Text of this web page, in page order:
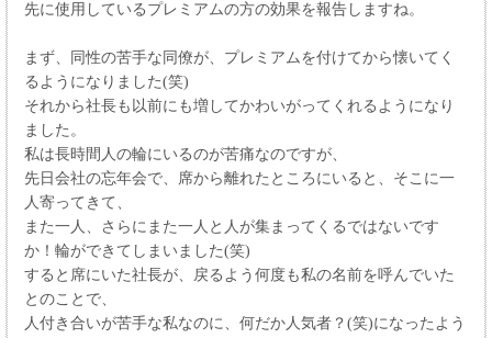
先に使用しているプレミアムの方の効果を報告しますね。
まず、同性の苦手な同僚が、プレミアムを付けてから懐いてく
るようになりました(笑)
それから社長も以前にも増してかわいがってくれるようになり
ました。
私は長時間人の輪にいるのが苦痛なのですが、
先日会社の忘年会で、席から離れたところにいると、そこに一
人寄ってきて、
また一人、さらにまた一人と人が集まってくるではないです
か！輪ができてしまいました(笑)
すると席にいた社長が、戻るよう何度も私の名前を呼んでいた
とのことで、
人付き合いが苦手な私なのに、何だか人気者？(笑)になったよう